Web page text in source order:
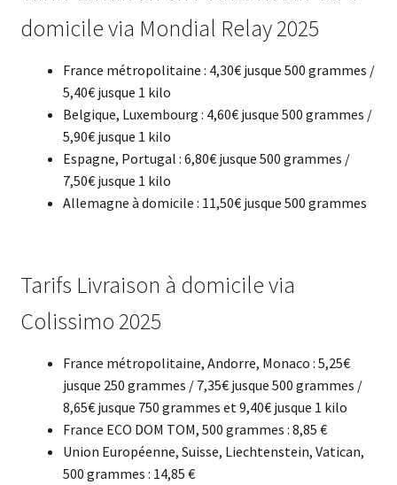
domicile via Mondial Relay 2025
France métropolitaine : 4,30€ jusque 500 grammes /
5,40€ jusque 1 kilo
Belgique, Luxembourg : 4,60€ jusque 500 grammes /
5,90€ jusque 1 kilo
Espagne, Portugal : 6,80€ jusque 500 grammes /
7,50€ jusque 1 kilo
Allemagne à domicile : 11,50€ jusque 500 grammes
Tarifs Livraison à domicile via
Colissimo 2025
France métropolitaine, Andorre, Monaco : 5,25€
jusque 250 grammes / 7,35€ jusque 500 grammes /
8,65€ jusque 750 grammes et 9,40€ jusque 1 kilo
France ECO DOM TOM, 500 grammes : 8,85 €
Union Européenne, Suisse, Liechtenstein, Vatican,
500 grammes : 14,85 €